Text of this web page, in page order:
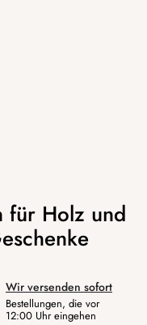
Wir versenden sofort
Bestellungen, die vor
12:00 Uhr eingehen